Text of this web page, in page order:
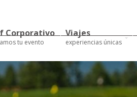
Corporativo
tu evento
Viajes
experiencias únicas